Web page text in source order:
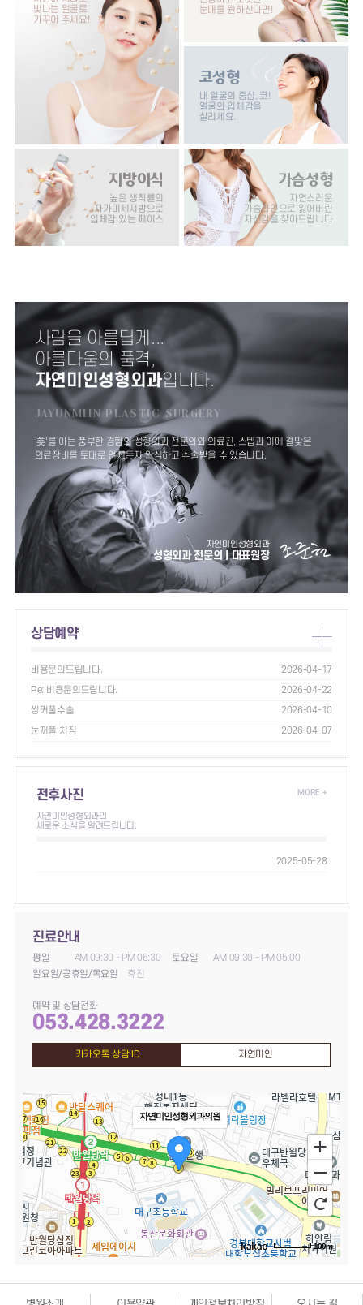
빛나는 얼굴로
가꾸어 주세요!
눈매를 원하신다면!
코성형
내 얼굴의 중심, 코!
얼굴의 입체감을
살리세요.
지방이식
높은 생착률의
자가미세지방으로
입체감 있는 페이스
가슴성형
자연스러운
가슴라인으로 잃어버린
자신감을 찾아드립니다
사람을 아름답게...
아름다움의 품격,
자연미인성형외과입니다.
JAYUNMIIN PLASTIC SURGERY
'美'를 아는 풍부한 경험의 성형외과 전문의와 의료진, 스텝과 이에 걸맞은
의료장비를 토대로 언제든지안심하고 수술받을 수 있습니다.
자연미인성형외과
성형외과 전문의 | 대표원장 조준현
상담예약
비용문의드립니다.
2026-04-17
Re: 비용문의드립니다.
2026-04-22
쌍커풀수술
2026-04-10
눈꺼풀 처짐
2026-04-07
전후사진
자연미인성형외과의
새로운 소식을 알려드립니다.
MORE +
2025-05-28
진료안내
평일 AM 09:30 - PM 06:30 토요일
AM 09:30 - PM 05:00
일요일/공휴일/목요일
휴진
예약 및 상담전화
053.428.3222
카카오톡 상담 ID 자연미인
자연미인성형외과의원
100m